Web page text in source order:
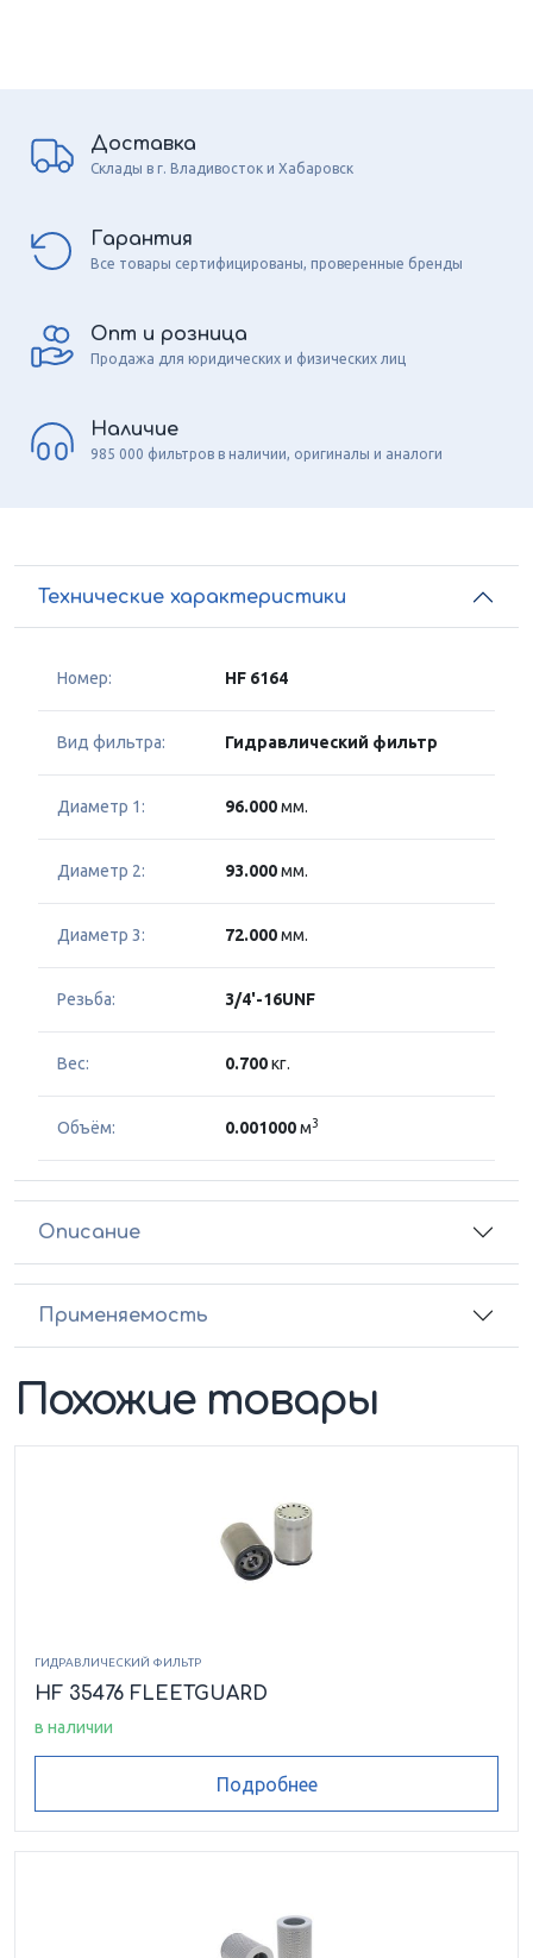
Доставка
Склады в г. Владивосток и Хабаровск
Гарантия
Все товары сертифицированы, проверенные бренды
Опт и розница
Продажа для юридических и физических лиц
Наличие
985 000 фильтров в наличии, оригиналы и аналоги
Технические характеристики
Номер: HF 6164
Вид фильтра: Гидравлический фильтр
Диаметр 1: 96.000мм.
Диаметр 2: 93.000мм.
Диаметр 3: 72.000мм.
Резьба: 3/4'-16UNF
Вес: 0.700кг.
Объём: 0.001000м3
Описание
Применяемость
Похожие товары
ГИДРАВЛИЧЕСКИЙ ФИЛЬТР
HF 35476 FLEETGUARD
в наличии
Подробнее